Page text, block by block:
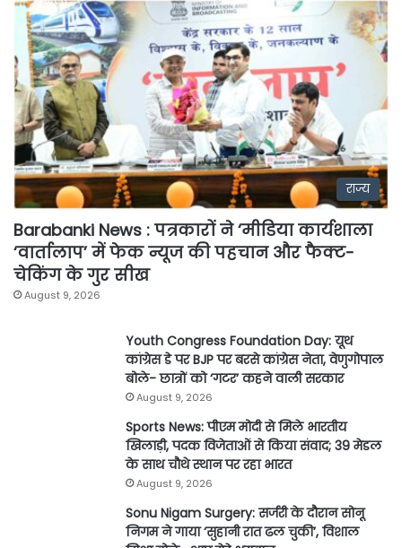
राज्य
Barabanki News : पत्रकारों ने ‘मीडिया कार्यशाला
‘वार्तालाप’ में फेक न्यूज की पहचान और फैक्ट-
चेकिंग के गुर सीख
August 9, 2026
Youth Congress Foundation Day: यूथ
कांग्रेस डे पर BJP पर बरसे कांग्रेस नेता, वेणुगोपाल
बोले- छात्रों को ‘गटर’ कहने वाली सरकार
August 9, 2026
Sports News: पीएम मोदी से मिले भारतीय
खिलाड़ी, पदक विजेताओं से किया संवाद; 39 मेडल
के साथ चौथे स्थान पर रहा भारत
August 9, 2026
Sonu Nigam Surgery: सर्जरी के दौरान सोनू
निगम ने गाया ‘सुहानी रात ढल चुकी’, विशाल